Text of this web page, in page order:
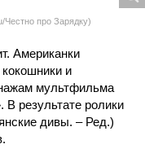
Честно про Зарядку)
Американки
и
мультфильма
результате ролики
дивы. – Ред.)